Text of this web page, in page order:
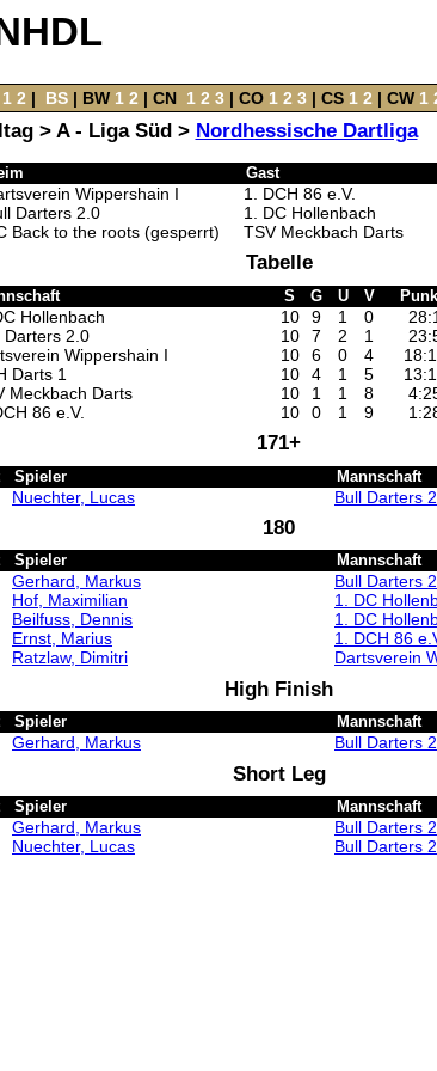
1 2 | BS| BW‌ 1 2 ‌ | CN‌ 1 2 3| CO‌ 1 2 3| CS‌ 1 2 | CW‌ 1
> A - Liga Süd > Nordhessische Dartliga
Gast
Wippershain I 1. DCH 86 e.V.
Darters 2.0 1. DC Hollenbach
Back to the roots (gesperrt) TSV Meckbach Darts
Tabelle
S G U V
Hollenbach 10 9 1 0 28:1
Darters 2.0 10 7 2 1
Wippershain I 10 6 0 4
Darts 1 10 4 1 5
Meckbach Darts 10 1 1 8
86 e.V. 10 0 1 9
171+
Spieler Mannschaft
Nuechter, Lucas Bull Darters
180
Spieler Mannschaft
Gerhard, Markus
Bull Darters
Hof, Maximilian
1. DC
Beilfuss, Dennis
1. DC
Ernst, Marius
1. DCH 86
Ratzlaw, Dimitri Dartsverein
High Finish
Spieler Mannschaft
Gerhard, Markus Bull Darters
Short Leg
Spieler Mannschaft
Gerhard, Markus
Bull Darters
Nuechter, Lucas Bull Darters